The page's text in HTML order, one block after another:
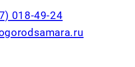
018-49-24